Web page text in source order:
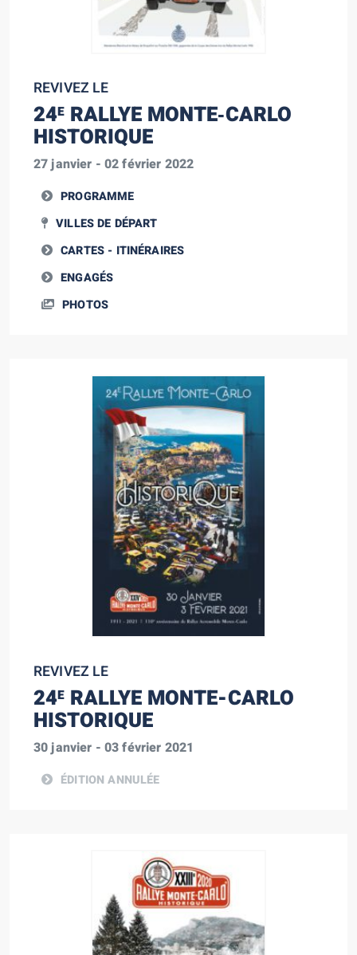
REVIVEZ LE
24E RALLYE MONTE‑CARLO
HISTORIQUE
27 janvier - 02 février 2022
PROGRAMME
VILLES DE DÉPART
CARTES - ITINÉRAIRES
ENGAGÉS
PHOTOS
REVIVEZ LE
24E RALLYE MONTE-CARLO
HISTORIQUE
30 janvier - 03 février 2021
ÉDITION ANNULÉE